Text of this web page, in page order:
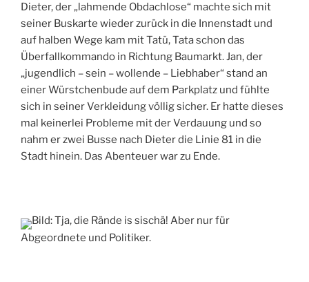
Dieter, der „lahmende Obdachlose“ machte sich mit
seiner Buskarte wieder zurück in die Innenstadt und
auf halben Wege kam mit Tatü, Tata schon das
Überfallkommando in Richtung Baumarkt. Jan, der
„jugendlich – sein – wollende – Liebhaber“ stand an
einer Würstchenbude auf dem Parkplatz und fühlte
sich in seiner Verkleidung völlig sicher. Er hatte dieses
mal keinerlei Probleme mit der Verdauung und so
nahm er zwei Busse nach Dieter die Linie 81 in die
Stadt hinein. Das Abenteuer war zu Ende.
Bild: Tja, die Rände is sischä! Aber nur für
Abgeordnete und Politiker.